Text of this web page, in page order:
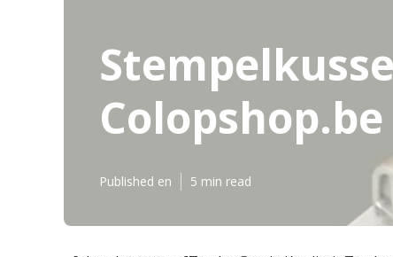
Colopshop.be
Published en 5 min read